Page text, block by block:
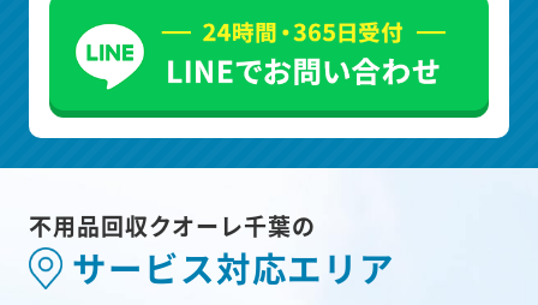
不用品回収クオーレ千葉の
サービス対応エリア